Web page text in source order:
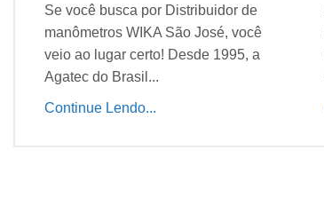
Se você busca por Distribuidor de
manômetros WIKA São José, você
veio ao lugar certo! Desde 1995, a
Agatec do Brasil...
Continue Lendo...